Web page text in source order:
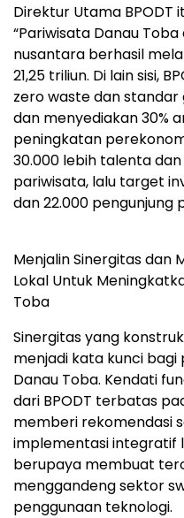
Direktur Utama BPODT
“Pariwisata Danau
nusantara berhasil
21,25 triliun. Di lain sisi,
zero waste dan
dan menyediakan 30%
peningkatan
30.000 lebih talenta
pariwisata, lalu target
dan 22.000 pengunjung
Menjalin Sinergitas dan
Lokal Untuk
Toba
Sinergitas yang
menjadi kata kunci
Danau Toba. Kendati
dari BPODT terbatas
memberi rekomendasi
implementasi integratif
berupaya membuat
menggandeng sektor
penggunaan teknologi.